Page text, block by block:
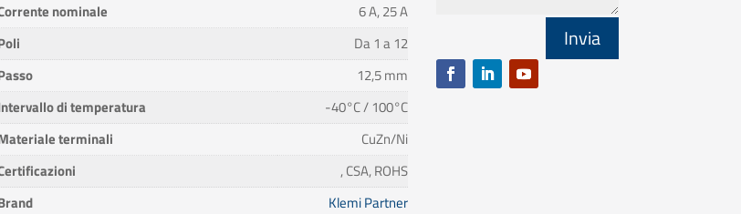
nominale
6 A, 25 A
Da 1 a 12
12,5 mm
di temperatura
-40°C / 100°C
terminali
CuZn/Ni
, CSA, ROHS
Klemi Partner
Invia